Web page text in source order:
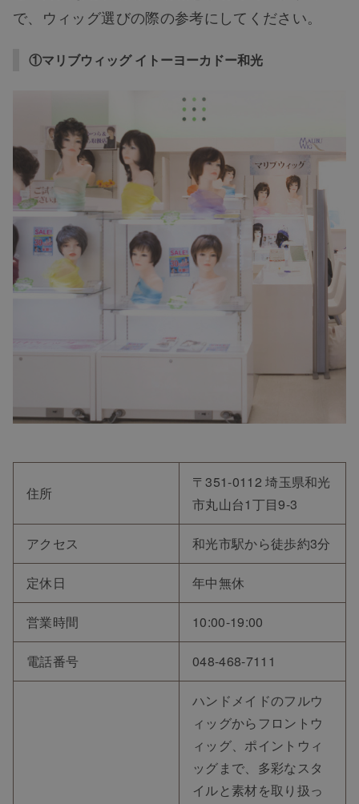
で、ウィッグ選びの際の参考にしてください。
①マリブウィッグ イトーヨーカドー和光
住所
〒351-0112 埼玉県和光
市丸山台1丁目9-3
アクセス 和光市駅から徒歩約3分
定休日 年中無休
営業時間 10:00-19:00
電話番号 048-468-7111
ハンドメイドのフルウ
ィッグからフロントウ
ィッグ、ポイントウィ
ッグまで、多彩なスタ
イルと素材を取り扱っ